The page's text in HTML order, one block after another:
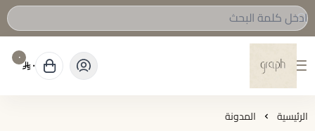
graph Roastery
٠ ٠
الرئيسية المدونة